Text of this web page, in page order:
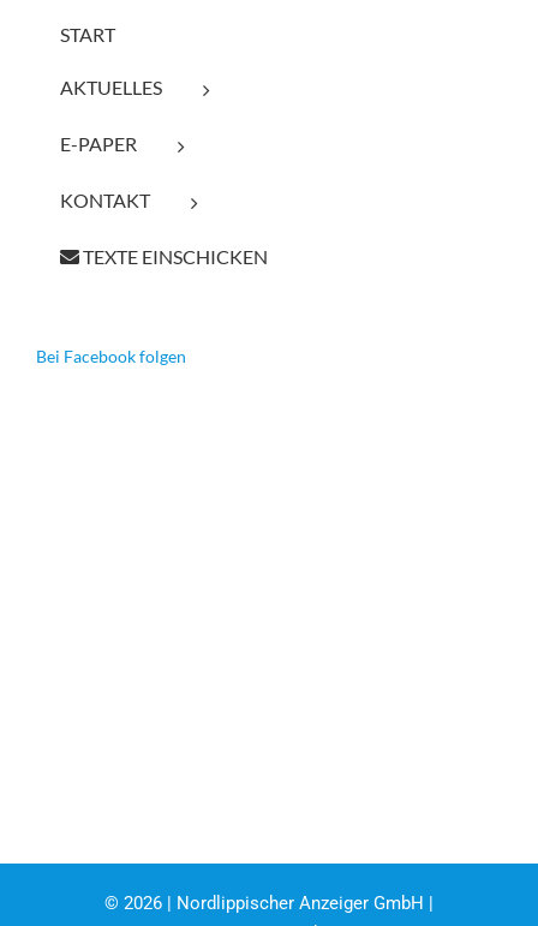
START
AKTUELLES
E-PAPER
KONTAKT
TEXTE EINSCHICKEN
Bei Facebook folgen
© 2026 | Nordlippischer Anzeiger GmbH |